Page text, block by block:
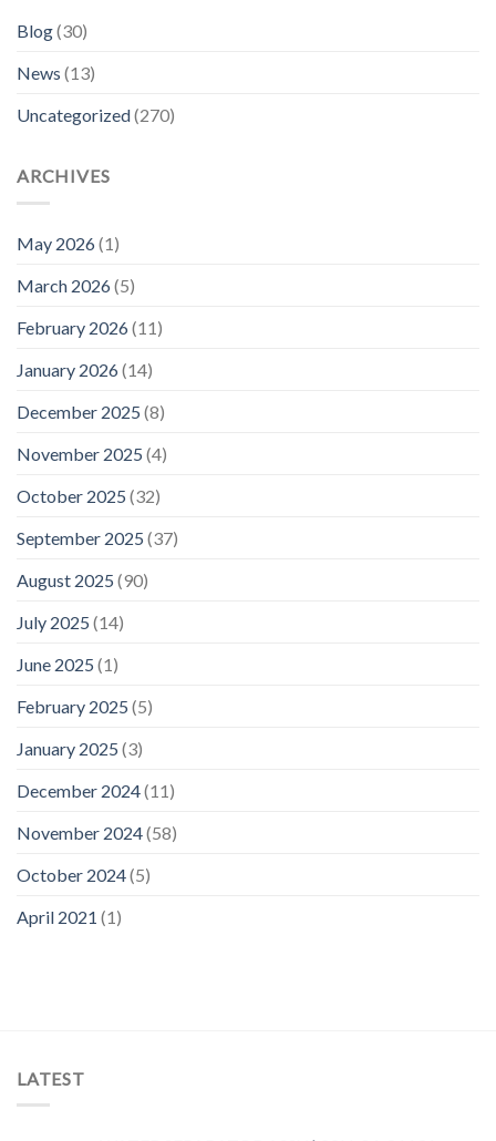
Blog(30)
News (13)
Uncategorized(270)
ARCHIVES
May 2026(1)
March 2026(5)
February 2026(11)
January 2026(14)
December 2025 (8)
November 2025 (4)
October 2025 (32)
September 2025 (37)
August 2025 (90)
July 2025 (14)
June 2025 (1)
February 2025 (5)
January 2025 (3)
December 2024(11)
November 2024(58)
October 2024(5)
April 2021 (1)
LATEST